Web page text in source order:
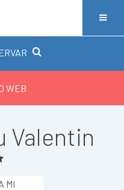
WEB
Valentin
MI